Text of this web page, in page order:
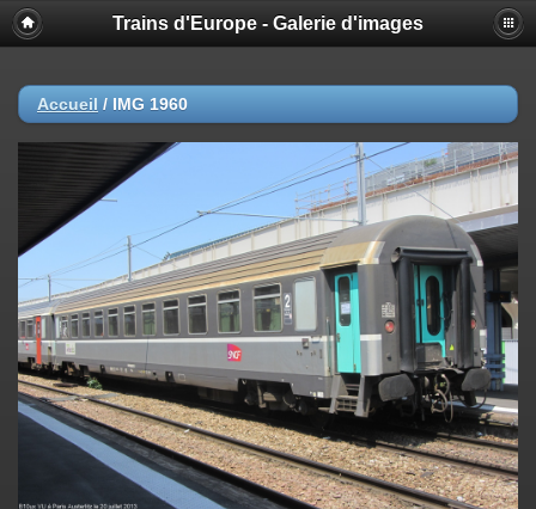
Trains d'Europe - Galerie d'images
Accueil / IMG 1960